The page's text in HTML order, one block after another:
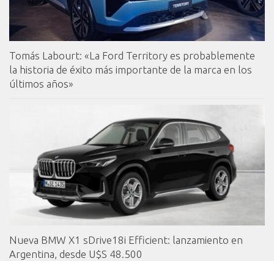
Tomás Labourt: «La Ford Territory es probablemente
la historia de éxito más importante de la marca en los
últimos años»
Nueva BMW X1 sDrive18i Efficient: lanzamiento en
Argentina, desde U$S 48.500